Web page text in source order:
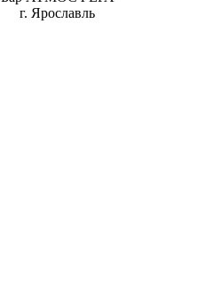
г. Ярославль